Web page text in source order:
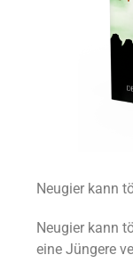
Neugier kann
Neugier kann
eine Jüngere